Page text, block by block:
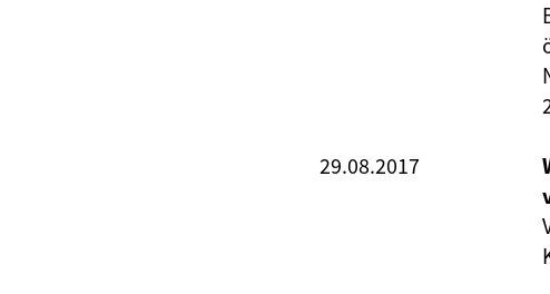
29.08.2017